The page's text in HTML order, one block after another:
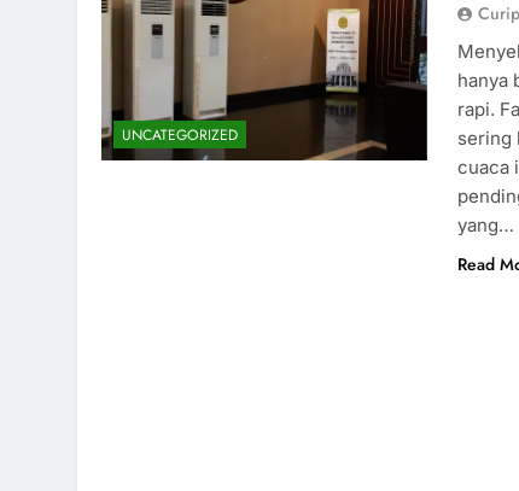
UNCATEGORIZED
hanya
rapi.
sering
cuaca
yang…
Read